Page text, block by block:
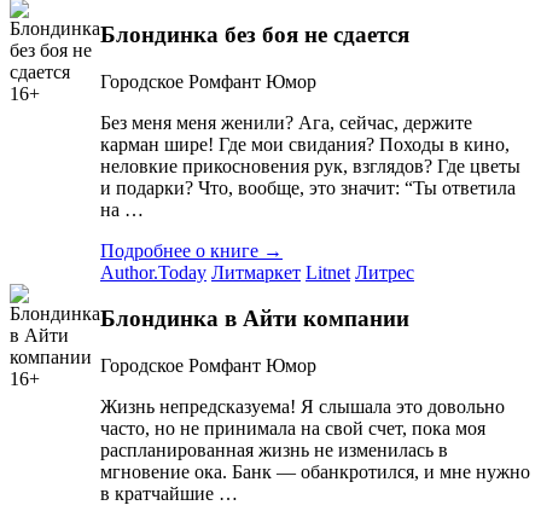
16+
Блондинка без боя не сдается
Городское Ромфант Юмор
Без меня меня женили? Ага, сейчас, держите
карман шире! Где мои свидания? Походы в кино,
неловкие прикосновения рук, взглядов? Где цветы
и подарки? Что, вообще, это значит: “Ты ответила
на …
Подробнее о книге →
Author.Today Литмаркет Litnet Литрес
16+
Блондинка в Айти компании
Городское Ромфант Юмор
Жизнь непредсказуема! Я слышала это довольно
часто, но не принимала на свой счет, пока моя
распланированная жизнь не изменилась в
мгновение ока. Банк — обанкротился, и мне нужно
в кратчайшие …